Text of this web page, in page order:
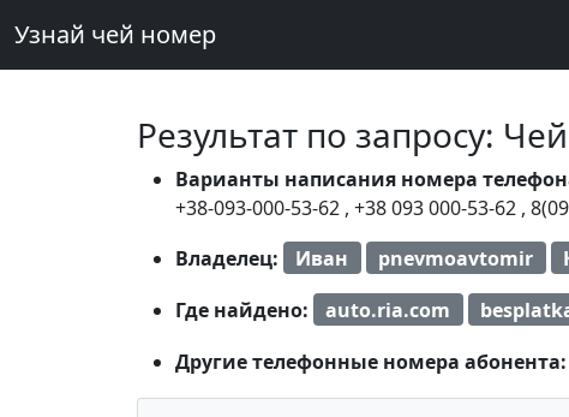
Узнай чей номер
Результат по запросу:
Варианты написания номера
+38-093-000-53-62 , +38 093 000-53-62 ,
Владелец:
Иван pnevmoavtomir
Где найдено:
auto.ria.com
Другие телефонные номера абонента: